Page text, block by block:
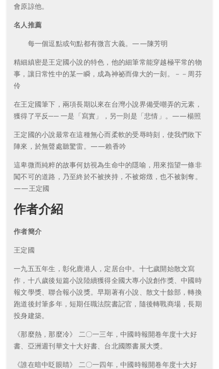
會原諒他。
名人推薦
每一個逗點或句點都有微言大義。——陳芳明
精細縝密是王定國小說的特色，他的細筆常能穿越極平常的物
事，讓日常性中的某一瞬，成為神祕而偉大的一刻。－－周芬
伶
在王定國筆下，兩項長期以來在台灣小說界備受嘲弄的元素，
獲得了平反── 一是「寫實」，另一則是「悲情」。——楊照
王定國的小說最常在這種無心而柔軟的受辱時刻，使我們敗下
陣來，於無聲處聽驚雷。——賴香吟
這卑微而純粹的故事何妨視為生命中的隱喻，用來指望一條非
闖不可的道路，乃至終於不被挾持，不被熔燬，也不被剝奪。
——王定國
作者介紹
作者簡介
王定國
一九五五年生，彰化鹿港人，定居台中。十七歲開始散文寫
作，十八歲後短篇小說陸續獲得全國大專小說創作獎、中國時
報文學獎、聯合報小說獎。早期著有小說、散文十餘部，轉換
跑道後封筆多年，短期任職法院書記官，隨後轉戰商場，長期
投身建築。
《那麼熱，那麼冷》 二〇一三年，中國時報開卷年度十大好
書、亞洲週刊華文十大好書、台北國際書展大獎。
《誰在暗中眨眼睛》 二〇一四年，中國時報開卷年度十大好